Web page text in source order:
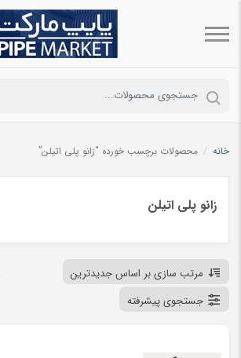
خانه / محصولات برچسب خورده “زانو پلی اتیلن”
زانو پلی اتیلن
مرتب سازی بر اساس جدیدترین
جستجوی پیشرفته